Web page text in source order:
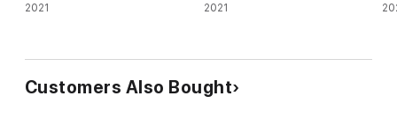
2021 2021
Customers Also Bought